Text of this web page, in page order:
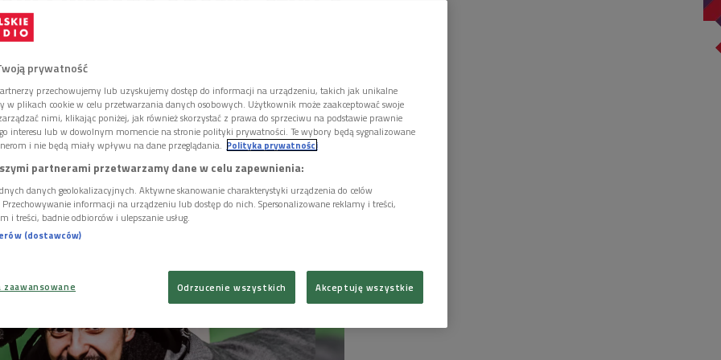
społecznościowych pączkują strony
codzienność, kulturę i zwyczaje
Europy Środkowo-Wschodniej. Fanpage’e
Slavs in Tracksuits, Scenic Depictions of
prześcigają się w publikowaniu memów
zdjęć ze (z grubsza) słowiańskich miast i
prywatność
przechowujemy lub uzyskujemy dostęp do informacji na urządzeniu, takich jak unikalne
w plikach cookie w celu przetwarzania danych osobowych. Użytkownik może zaakceptować swoje
nimi, klikając poniżej, jak również skorzystać z prawa do sprzeciwu na podstawie prawnie
interesu lub w dowolnym momencie na stronie polityki prywatności. Te wybory będą sygnalizowane
i nie będą miały wpływu na dane przeglądania. Polityka prywatności
partnerami przetwarzamy dane w celu zapewnienia:
danych geolokalizacyjnych. Aktywne skanowanie charakterystyki urządzenia do celów
informacji na urządzeniu lub dostęp do nich. Spersonalizowane reklamy i treści,
i treści, badnie odbiorców i ulepszanie usług.
(dostawców)
Odrzucenie wszystkich Akceptuję wszystkie